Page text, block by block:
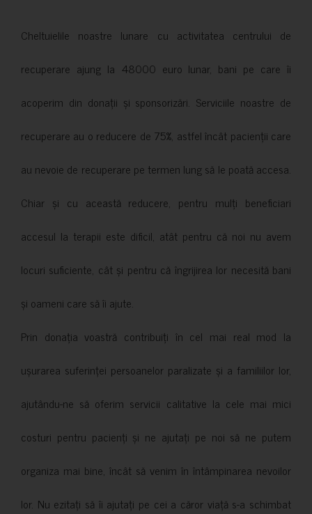
Cheltuielile noastre lunare cu activitatea centrului de
recuperare ajung la 48000 euro lunar, bani pe care îi
acoperim din donații și sponsorizări. Serviciile noastre de
recuperare au o reducere de 75%, astfel încât pacienții care
au nevoie de recuperare pe termen lung să le poată accesa.
Chiar și cu această reducere, pentru mulți beneficiari
accesul la terapii este dificil, atât pentru că noi nu avem
locuri suficiente, cât și pentru că îngrijirea lor necesită bani
și oameni care să îi ajute.
Prin donația voastră contribuiți în cel mai real mod la
ușurarea suferinței persoanelor paralizate și a familiilor lor,
ajutându-ne să oferim servicii calitative la cele mai mici
costuri pentru pacienți și ne ajutați pe noi să ne putem
organiza mai bine, încât să venim în întâmpinarea nevoilor
lor. Nu ezitați să îi ajutați pe cei a căror viață s-a schimbat